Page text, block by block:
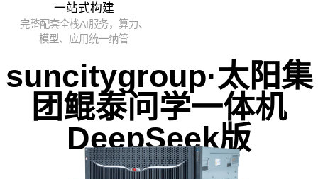
一站式构建
完整配套全栈AI服务，算力、
模型、应用统一纳管
suncitygroup·太阳集
团鲲泰问学一体机
DeepSeek版